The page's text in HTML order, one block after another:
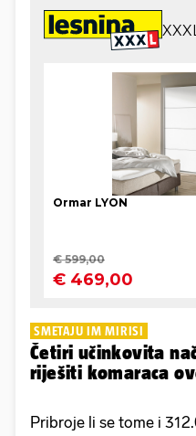
SMETAJU IM MIRISI
Četiri učinkovita
riješiti komaraca
Pribroje li se tome i